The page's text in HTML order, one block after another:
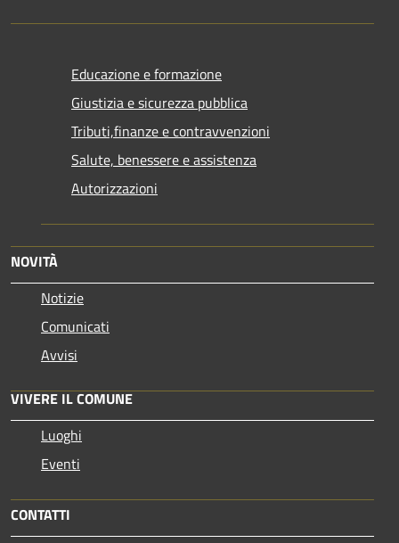
Educazione e formazione
Giustizia e sicurezza pubblica
Tributi,finanze e contravvenzioni
Salute, benessere e assistenza
Autorizzazioni
NOVITÀ
Notizie
Comunicati
Avvisi
VIVERE IL COMUNE
Luoghi
Eventi
CONTATTI